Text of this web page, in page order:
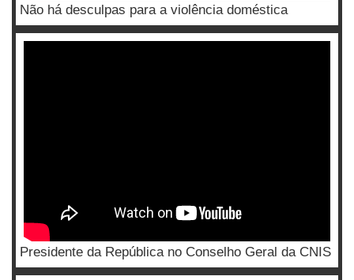
Não há desculpas para a violência doméstica
Presidente da República no Conselho Geral da CNIS